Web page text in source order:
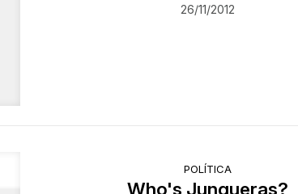
26/11/2012
POLÍTICA
Who's Junqueras?